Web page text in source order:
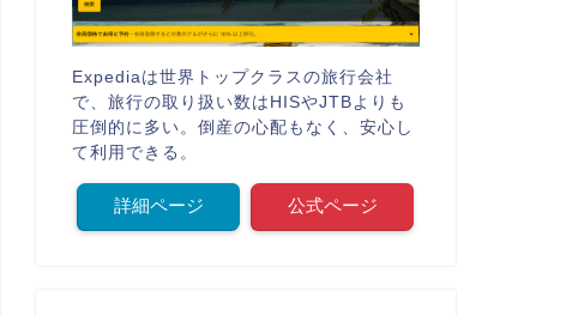
Expediaは世界トップクラスの旅行会社
で、旅行の取り扱い数はHISやJTBよりも
圧倒的に多い。倒産の心配もなく、安心し
て利用できる。
詳細ページ 公式ページ